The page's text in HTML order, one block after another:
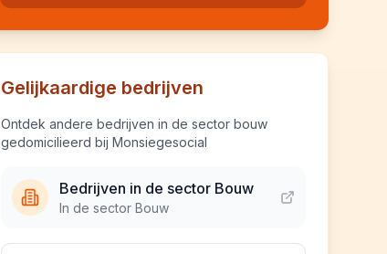
Gelijkaardige bedrijven
Ontdek andere bedrijven in de sector bouw
gedomicilieerd bij Monsiegesocial
Bedrijven in de sector Bouw
In de sector Bouw